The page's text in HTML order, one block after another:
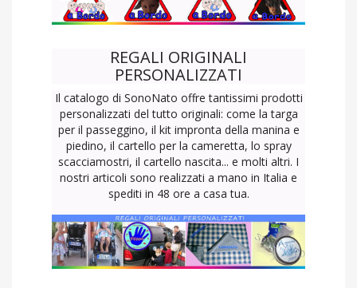
REGALI ORIGINALI
PERSONALIZZATI
Il catalogo di SonoNato offre tantissimi prodotti
personalizzati del tutto originali: come la targa
per il passeggino, il kit impronta della manina e
piedino, il cartello per la cameretta, lo spray
scacciamostri, il cartello nascita... e molti altri. I
nostri articoli sono realizzati a mano in Italia e
spediti in 48 ore a casa tua.